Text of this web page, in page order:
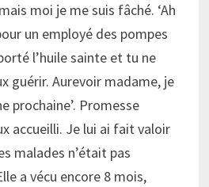
moi je me suis fâché. ‘Ah
un employé des pompes
l’huile sainte et tu ne
guérir. Aurevoir madame, je
prochaine’. Promesse
accueilli. Je lui ai fait valoir
malades n’était pas
a vécu encore 8 mois,